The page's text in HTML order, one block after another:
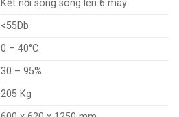
Kết nối song song lên 6 máy
<55Db
0 – 40°C
30 – 95%
205 Kg